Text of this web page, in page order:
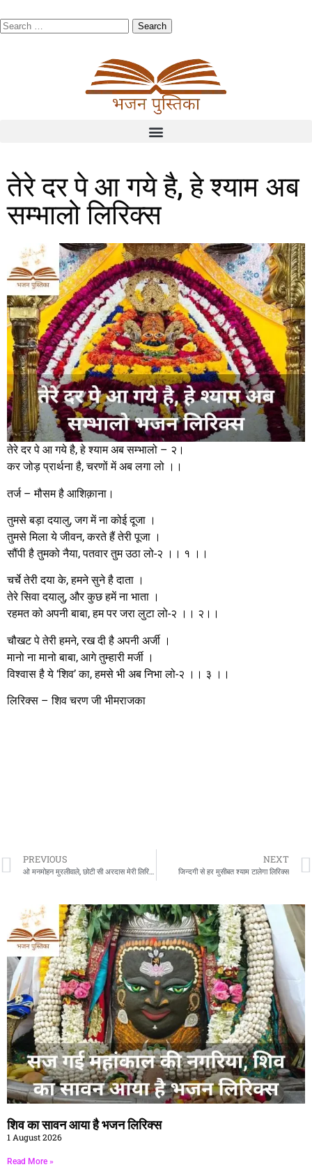
तेरे दर पे आ गये है, हे श्याम अब
सम्भालो लिरिक्स
तेरे दर पे आ गये है, हे श्याम अब सम्भालो – २।
कर जोड़ प्रार्थना है, चरणों में अब लगा लो ।।
तर्ज – मौसम है आशिक़ाना।
तुमसे बड़ा दयालु, जग में ना कोई दूजा ।
तुमसे मिला ये जीवन, करते हैं तेरी पूजा ।
सौंपी है तुमको नैया, पतवार तुम उठा लो-२ ।। १ ।।
चर्चे तेरी दया के, हमने सुने है दाता ।
तेरे सिवा दयालु, और कुछ हमें ना भाता ।
रहमत को अपनी बाबा, हम पर जरा लुटा लो-२ ।। २।।
चौखट पे तेरी हमने, रख दी है अपनी अर्जी ।
मानो ना मानो बाबा, आगे तुम्हारी मर्जी ।
विश्वास है ये ‘शिव’ का, हमसे भी अब निभा लो-२ ।। ३ ।।
लिरिक्स – शिव चरण जी भीमराजका
PREVIOUS
ओ मनमोहन मुरलीवाले, छोटी सी अरदास मेरी लिरिक्स
NEXT
जिन्दगी से हर मुसीबत श्याम टालेगा लिरिक्स
शिव का सावन आया है भजन लिरिक्स
1 August 2026
Read More »